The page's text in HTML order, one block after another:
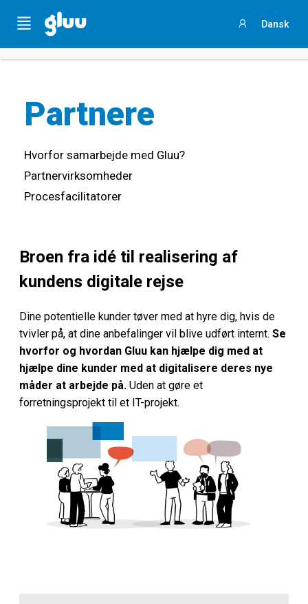
Menu Dansk
Partnere
Hvorfor samarbejde med Gluu?
Partnervirksomheder
Procesfacilitatorer
Broen fra idé til realisering af
kundens digitale rejse
Dine potentielle kunder tøver med at hyre dig, hvis de
tvivler på, at dine anbefalinger vil blive udført internt. Se
hvorfor og hvordan Gluu kan hjælpe dig med at
hjælpe dine kunder med at digitalisere deres nye
måder at arbejde på.Uden at gøre et
forretningsprojekt til et IT-projekt.
Sammenlign jeres procesarbejde med andre vedat
svare på et kort spørgeskema